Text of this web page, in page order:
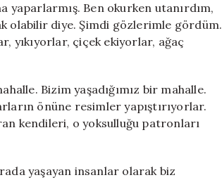
yaparlarmış. Ben okurken utanırdım,
olabilir diye. Şimdi gözlerimle gördüm.
yıkıyorlar, çiçek ekiyorlar, ağaç
Bizim yaşadığımız bir mahalle.
önüne resimler yapıştırıyorlar.
kendileri, o yoksulluğu patronları
yaşayan insanlar olarak biz